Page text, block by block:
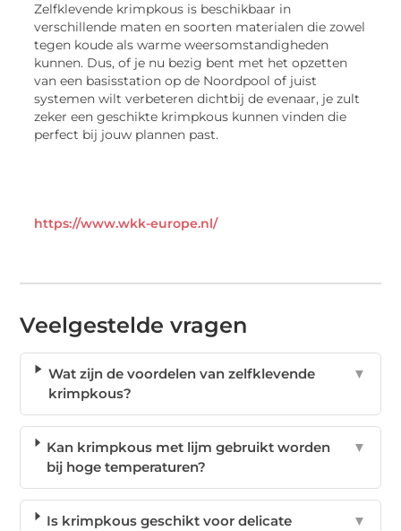
Zelfklevende krimpkous is beschikbaar in
verschillende maten en soorten materialen die zowel
tegen koude als warme weersomstandigheden
kunnen. Dus, of je nu bezig bent met het opzetten
van een basisstation op de Noordpool of juist
systemen wilt verbeteren dichtbij de evenaar, je zult
zeker een geschikte krimpkous kunnen vinden die
perfect bij jouw plannen past.
https://www.wkk-europe.nl/
Veelgestelde vragen
Wat zijn de voordelen van zelfklevende
krimpkous?
▼
Kan krimpkous met lijm gebruikt worden
bij hoge temperaturen?
▼
Is krimpkous geschikt voor delicate
▼